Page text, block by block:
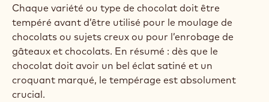
Chaque variété ou type de chocolat doit être
tempéré avant d’être utilisé pour le moulage de
chocolats ou sujets creux ou pour l’enrobage de
gâteaux et chocolats. En résumé : dès que le
chocolat doit avoir un bel éclat satiné et un
croquant marqué, le tempérage est absolument
crucial.